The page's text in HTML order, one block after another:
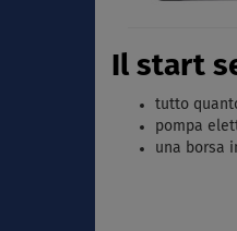
Il start
tutto
pompa
una borsa